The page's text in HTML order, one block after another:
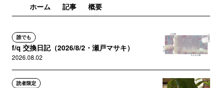
ホーム 記事 概要
誰でも
f/q 交換日記（2026/8/2・瀬戸マサキ）
2026.08.02
読者限定